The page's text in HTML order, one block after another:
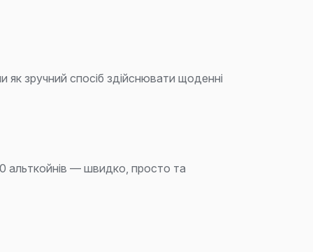
як зручний спосіб здійснювати щоденні
альткойнів — швидко, просто та